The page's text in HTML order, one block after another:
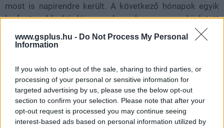
www.gsplus.hu - Do Not Process My Personal
Information
If you wish to opt-out of the sale, sharing to third parties, or
processing of your personal or sensitive information for
targeted advertising by us, please use the below opt-out
section to confirm your selection. Please note that after your
opt-out request is processed you may continue seeing
interest-based ads based on personal information utilized by
most is napirendre került. A következő hónapok egyik
legfontosabb kérdése az lesz, hogy a meghirdetett
társadalmi egyeztetésből és átvilágításból milyen
konkrét törvényi, intézményi és szerkesztőségi
SMASH by Meló-Diák: Homok, zene és a nyár legjobb
hangulata – Jön a második forduló! (X)
Július végén folytatódik a balatoni strandröplabda-